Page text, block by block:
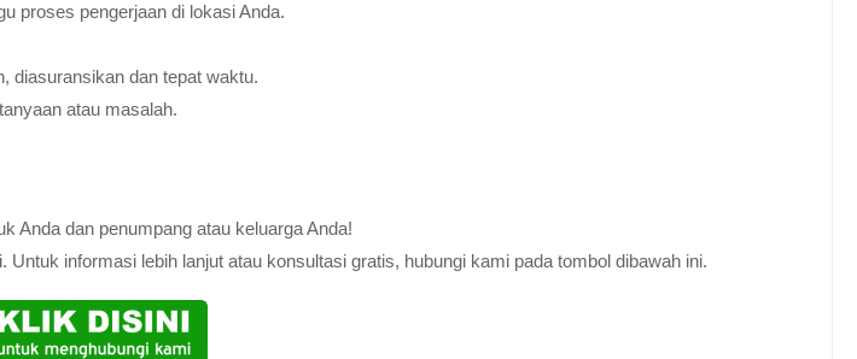
proses pengerjaan di lokasi Anda.
diasuransikan dan tepat waktu.
atau masalah.
Anda dan penumpang atau keluarga Anda!
informasi lebih lanjut atau konsultasi gratis, hubungi kami pada tombol dibawah ini.